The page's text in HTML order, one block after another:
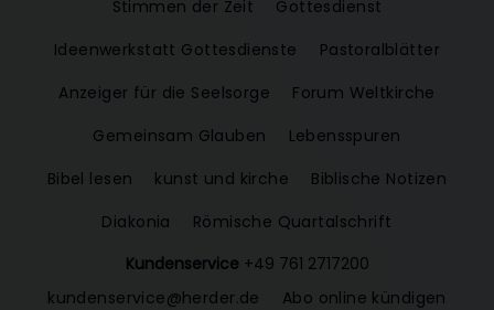
Stimmen der Zeit
Gottesdienst
Ideenwerkstatt Gottesdienste
Pastoralblätter
Anzeiger für die Seelsorge
Forum Weltkirche
Gemeinsam Glauben
Lebensspuren
Bibel lesen
kunst und kirche
Biblische Notizen
Diakonia
Römische Quartalschrift
Kundenservice +49 761 2717200
kundenservice@herder.de
Abo online kündigen